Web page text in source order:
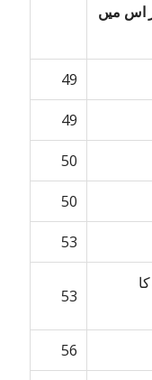
اس میں
49
49
50
50
53
53
56